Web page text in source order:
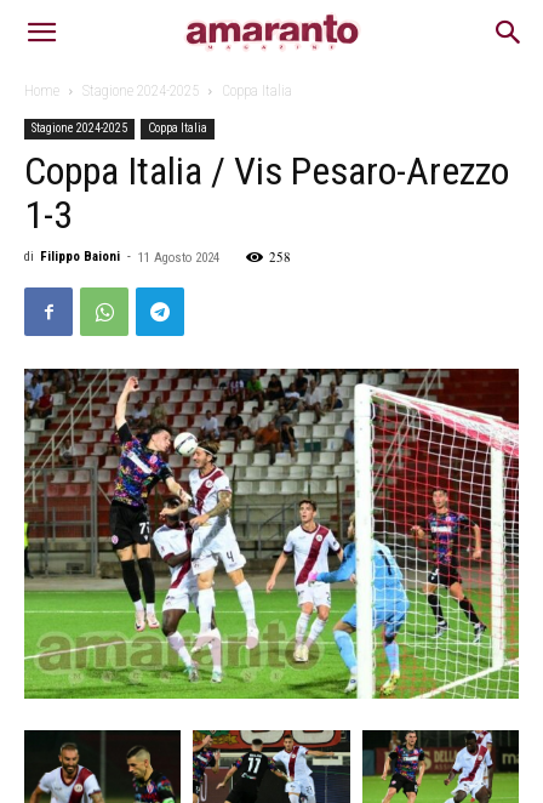
Home Stagione 2024-2025 Coppa Italia
Stagione 2024-2025 Coppa Italia
Coppa Italia / Vis Pesaro-Arezzo
1-3
di Filippo Baioni - 11 Agosto 2024 258